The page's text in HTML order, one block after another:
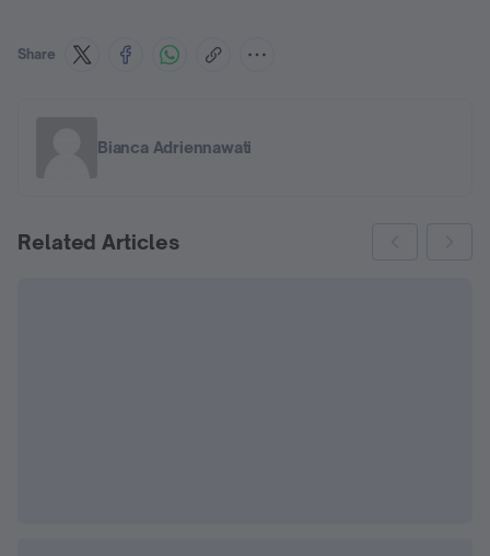
Share
Bianca Adriennawati
Related Articles